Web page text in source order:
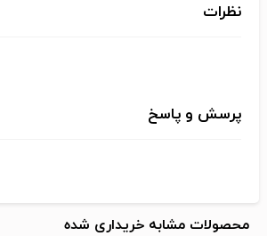
نظرات
پرسش و پاسخ
محصولات مشابه خریداری شده